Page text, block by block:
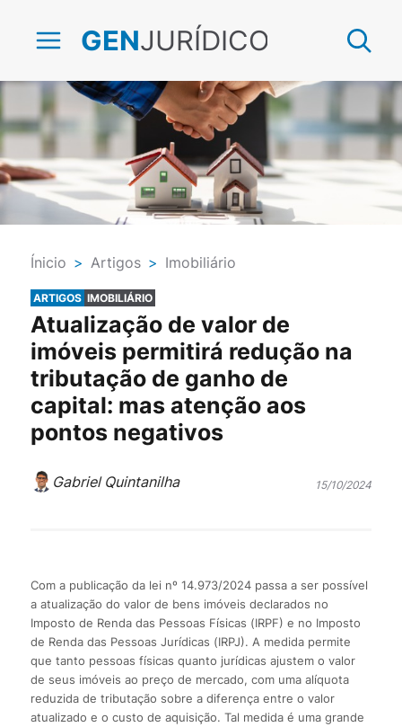
GENJURÍDICO
Ínicio > Artigos > Imobiliário
ARTIGOS IMOBILIÁRIO
Atualização de valor de
imóveis permitirá redução na
tributação de ganho de
capital: mas atenção aos
pontos negativos
Gabriel Quintanilha 15/10/2024
Com a publicação da lei nº 14.973/2024 passa a ser possível
a atualização do valor de bens imóveis declarados no
Imposto de Renda das Pessoas Físicas (IRPF) e no Imposto
de Renda das Pessoas Jurídicas (IRPJ). A medida permite
que tanto pessoas físicas quanto jurídicas ajustem o valor
de seus imóveis ao preço de mercado, com uma alíquota
reduzida de tributação sobre a diferença entre o valor
atualizado e o custo de aquisição. Tal medida é uma grande